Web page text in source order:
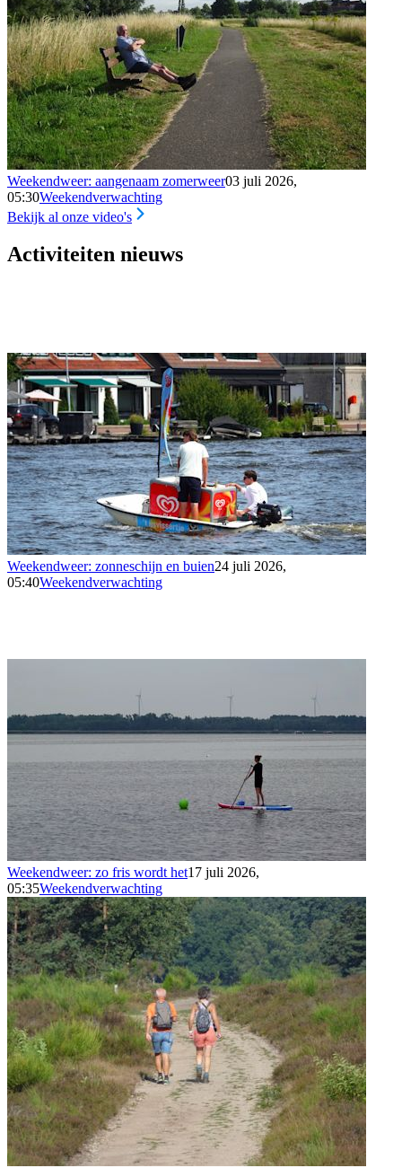
Weekendweer: aangenaam zomerweer03 juli 2026,
05:30Weekendverwachting
Bekijk al onze video's
Activiteiten nieuws
Weekendweer: zonneschijn en buien24 juli 2026,
05:40Weekendverwachting
Weekendweer: zo fris wordt het17 juli 2026,
05:35Weekendverwachting